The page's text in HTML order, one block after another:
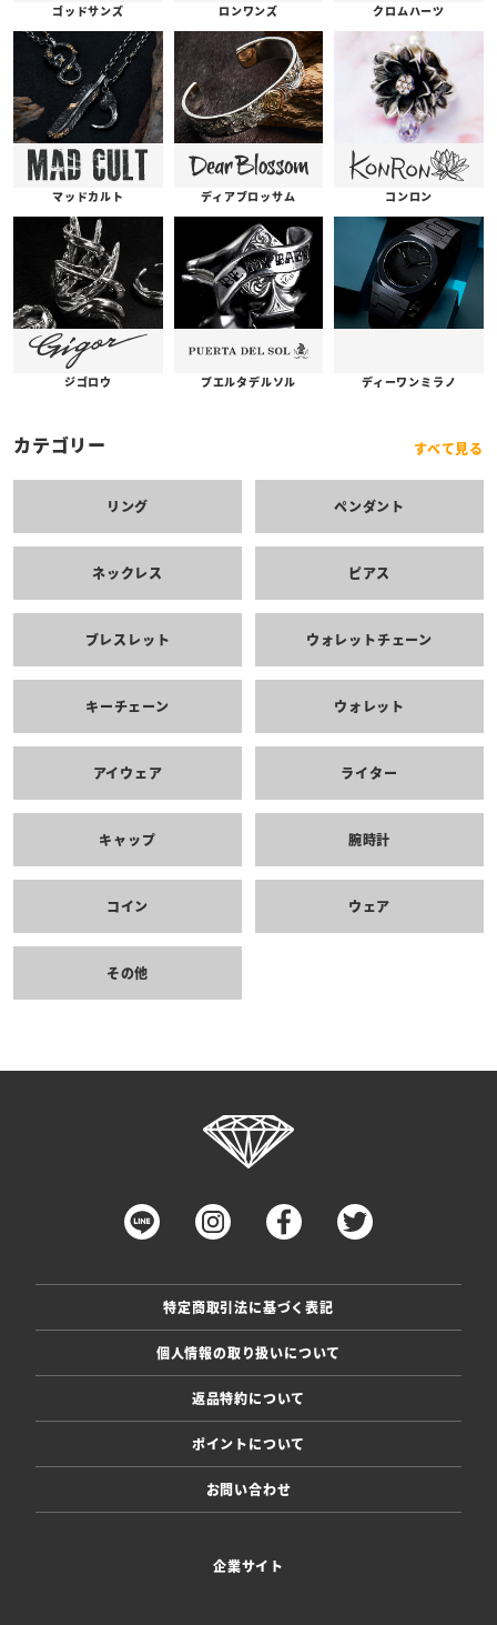
ゴッドサンズ ロンワンズ クロムハーツ
マッドカルト ディアブロッサム コンロン
ジゴロウ プエルタデルソル ディーワンミラノ
カテゴリー すべて見る
リング ペンダント
ネックレス ピアス
ブレスレット ウォレットチェーン
キーチェーン ウォレット
アイウェア ライター
キャップ 腕時計
コイン ウェア
その他
特定商取引法に基づく表記
個人情報の取り扱いについて
返品特約について
ポイントについて
お問い合わせ
企業サイト